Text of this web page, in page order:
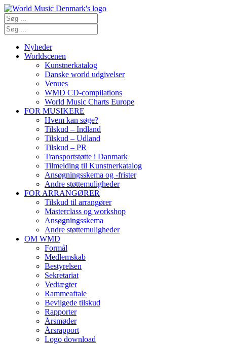
Nyheder
Worldscenen
Kunstnerkatalog
Danske world udgivelser
Venues
WMD CD-compilations
World Music Charts Europe
FOR MUSIKERE
Hvem kan søge?
Tilskud – Indland
Tilskud – Udland
Tilskud – PR
Transportstøtte i Danmark
Tilmelding til Kunstnerkatalog
Ansøgningsskema og -frister
Andre støttemuligheder
FOR ARRANGØRER
Tilskud til arrangører
Masterclass og workshop
Ansøgningsskema
Andre støttemuligheder
OM WMD
Formål
Medlemskab
Bestyrelsen
Sekretariat
Vedtægter
Rammeaftale
Bevilgede tilskud
Rapporter
Årsmøder
Årsrapport
Logo download